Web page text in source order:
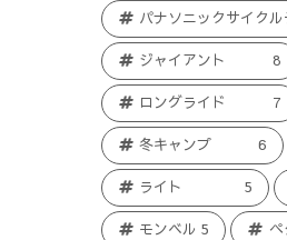
パナソニックサイクル
ジャイアント 8
ロングライド 7
冬キャンプ 6
ライト 5
モンベル 5 ペ